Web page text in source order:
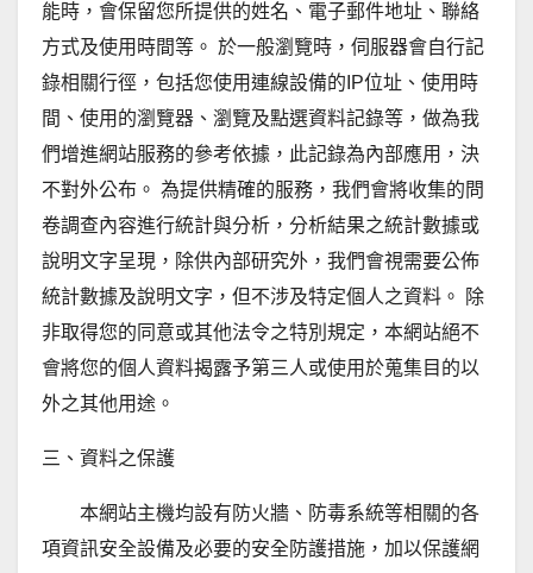
能時，會保留您所提供的姓名、電子郵件地址、聯絡
方式及使用時間等。 於一般瀏覽時，伺服器會自行記
錄相關行徑，包括您使用連線設備的IP位址、使用時
間、使用的瀏覽器、瀏覽及點選資料記錄等，做為我
們增進網站服務的參考依據，此記錄為內部應用，決
不對外公布。 為提供精確的服務，我們會將收集的問
卷調查內容進行統計與分析，分析結果之統計數據或
說明文字呈現，除供內部研究外，我們會視需要公佈
統計數據及說明文字，但不涉及特定個人之資料。 除
非取得您的同意或其他法令之特別規定，本網站絕不
會將您的個人資料揭露予第三人或使用於蒐集目的以
外之其他用途。
三、資料之保護
本網站主機均設有防火牆、防毒系統等相關的各
項資訊安全設備及必要的安全防護措施，加以保護網